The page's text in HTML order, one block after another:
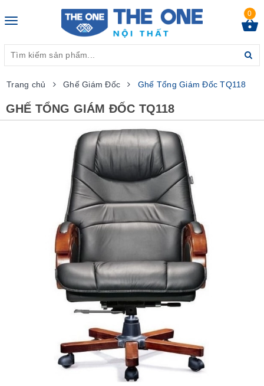
Toggle
0
Trang chủ Ghế Giám Đốc Ghế Tổng Giám Đốc TQ118
GHẾ TỔNG GIÁM ĐỐC TQ118